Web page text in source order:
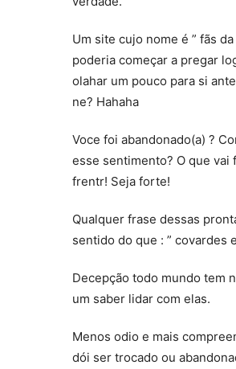
Um site cujo nome é ” fãs
poderia começar a pregar
olahar um pouco para si
ne? Hahaha
Voce foi abandonado(a) ?
esse sentimento? O que vai
frentr! Seja forte!
Qualquer frase dessas
sentido do que : ” covardes
Decepção todo mundo tem
um saber lidar com elas.
Menos odio e mais
dói ser trocado ou